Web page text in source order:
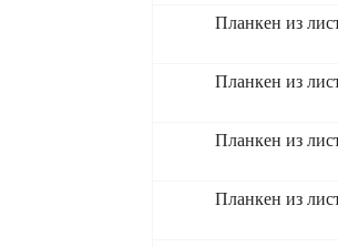
Планкен из
Планкен из
Планкен из
Планкен из